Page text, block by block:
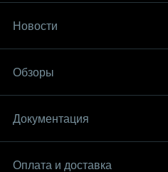
Новости
Обзоры
Документация
Оплата и доставка